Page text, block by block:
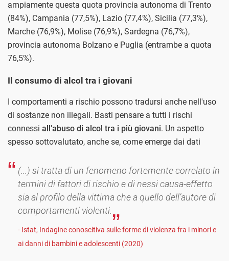
ampiamente questa quota provincia autonoma di Trento
(84%), Campania (77,5%), Lazio (77,4%), Sicilia (77,3%),
Marche (76,9%), Molise (76,9%), Sardegna (76,7%),
provincia autonoma Bolzano e Puglia (entrambe a quota
76,5%).
Il consumo di alcol tra i giovani
I comportamenti a rischio possono tradursi anche nell'uso
di sostanze non illegali. Basti pensare a tutti i rischi
connessi all'abuso di alcol tra i più giovani. Un aspetto
spesso sottovalutato, anche se, come emerge dai dati
(...) si tratta di un fenomeno fortemente correlato in
termini di fattori di rischio e di nessi causa-effetto
sia al profilo della vittima che a quello dell’autore di
comportamenti violenti.
- Istat, Indagine conoscitiva sulle forme di violenza fra i minori e
ai danni di bambini e adolescenti (2020)